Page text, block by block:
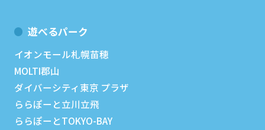
遊べるパーク
イオンモール札幌苗穂
MOLTI郡山
ダイバーシティ東京 プラザ
ららぽーと立川立飛
ららぽーとTOKYO-BAY